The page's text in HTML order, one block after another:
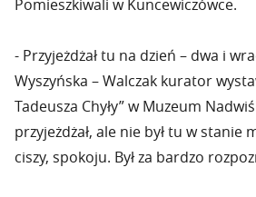
Pomieszkiwali w Kuncewiczówce.
- Przyjeżdżał tu na dzień – dwa i
Wyszyńska – Walczak kurator
Tadeusza Chyły” w Muzeum
przyjeżdżał, ale nie był tu w stanie
ciszy, spokoju. Był za bardzo